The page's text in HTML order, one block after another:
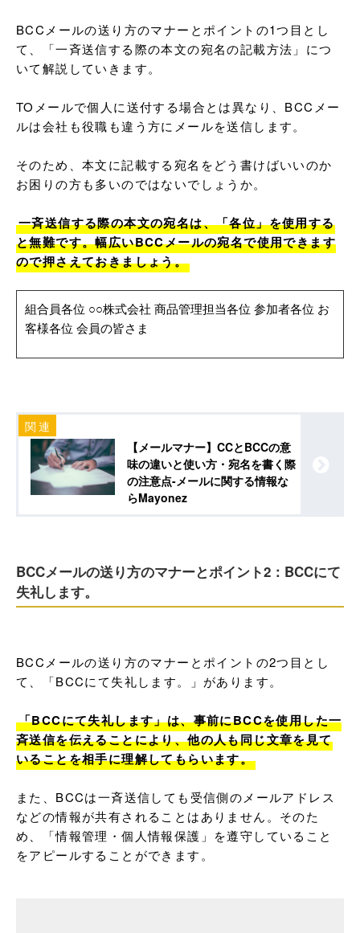
BCCメールの送り方のマナーとポイントの1つ目とし
て、「一斉送信する際の本文の宛名の記載方法」につ
いて解説していきます。
TOメールで個人に送付する場合とは異なり、BCCメー
ルは会社も役職も違う方にメールを送信します。
そのため、本文に記載する宛名をどう書けばいいのか
お困りの方も多いのではないでしょうか。
一斉送信する際の本文の宛名は、「各位」を使用する
と無難です。幅広いBCCメールの宛名で使用できます
ので押さえておきましょう。
組合員各位 ○○株式会社 商品管理担当各位 参加者各位 お
客様各位 会員の皆さま
【メールマナー】CCとBCCの意
味の違いと使い方・宛名を書く際
の注意点-メールに関する情報な
らMayonez
BCCメールの送り方のマナーとポイント2：BCCにて
失礼します。
BCCメールの送り方のマナーとポイントの2つ目とし
て、「BCCにて失礼します。」があります。
「BCCにて失礼します」は、事前にBCCを使用した一
斉送信を伝えることにより、他の人も同じ文章を見て
いることを相手に理解してもらいます。
また、BCCは一斉送信しても受信側のメールアドレス
などの情報が共有されることはありません。そのた
め、「情報管理・個人情報保護」を遵守していること
をアピールすることができます。